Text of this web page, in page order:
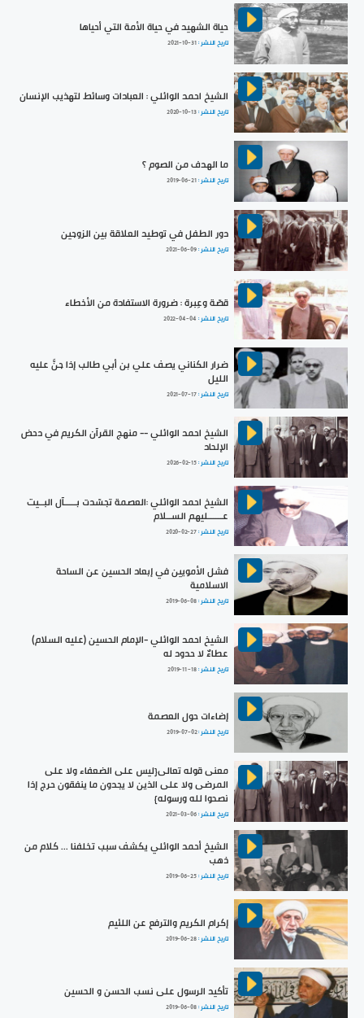
حياة الشهيد في حياة الأمة التي أحياها
تاريخ النشر :2021-10-31
الشيخ احمد الوائلي : العبادات وسائط لتهذيب الإنسان
تاريخ النشر :2020-10-13
ما الهدف من الصوم ؟
تاريخ النشر :2019-06-21
دور الطفل في توطيد العلاقة بين الزوجين
تاريخ النشر :2021-06-09
قصّة وعِبرة : ضرورة الاستفادة من الأخطاء
تاريخ النشر : 2022-04-04
ضرار الكناني يصف علي بن أبي طالب إذا جنَّ عليه
الليل
تاريخ النشر :2021-07-17
الشيخ احمد الوائلي -- منهج القرآن الكريم في دحض
الإلحاد
تاريخ النشر :2026-02-15
الشيخ احمد الوائلي :العصمة تجسّدت بـــــآل البــيت
عــــــليهم الســلام
تاريخ النشر :2020-02-27
فشل الأمويين في إبعاد الحسين عن الساحة
الاسلامية
تاريخ النشر :2019-06-08
الشيخ احمد الوائلي -الإمام الحسين (عليه السلام)
عطاءٌ لا حدود له
تاريخ النشر :2019-11-18
إضاءات حول العصمة
تاريخ النشر :2019-07-02
معنى قوله تعالى{ليس على الضعفاء ولا على
المرضى ولا على الذين لا يجدون ما ينفقون حرج إذا
نصحوا لله ورسوله}
تاريخ النشر :2021-03-06
الشيخ أحمد الوائلي يكشف سبب تخلفنا ... كلام من
ذهب
تاريخ النشر :2019-06-25
إكرام الكريم والترفع عن اللئيم
تاريخ النشر :2019-06-28
تأكيد الرسول على نسب الحسن و الحسين
تاريخ النشر :2019-06-08